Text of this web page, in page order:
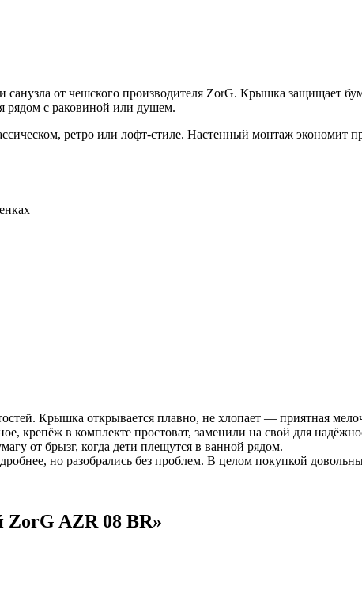
от чешского производителя ZorG. Крышка защищает
рядом с раковиной или душем.
ретро или лофт-стиле. Настенный монтаж экономит
Крышка открывается плавно, не хлопает — приятная
крепёж в комплекте простоват, заменили на свой для
от брызг, когда дети плещутся в ванной рядом.
но разобрались без проблем. В целом покупкой
ZorG AZR 08 BR»